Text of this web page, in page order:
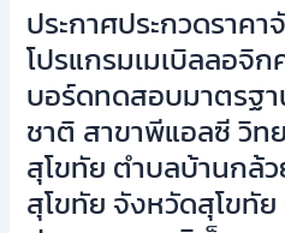
ประกาศประกวดราค
โปรแกรมเมเบิลลอจิ
บอร์ดทดสอบมาตรฐ
ชาติ สาขาพีแอลซี วิท
สุโขทัย ตำบลบ้านกล้ว
สุโขทัย จังหวัดสุโขทั
ประกาศ
ประกวด
ราคา
จัด
ซื้อ
ชุด
ปฏิบัติ
การ